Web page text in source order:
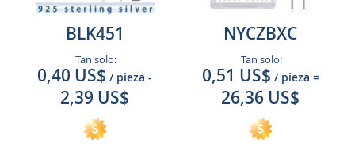
BLK451
Tan solo:
0,40 US$ / pieza -
2,39 US$
NYCZBXC
Tan solo:
0,51 US$ / pieza =
26,36 US$